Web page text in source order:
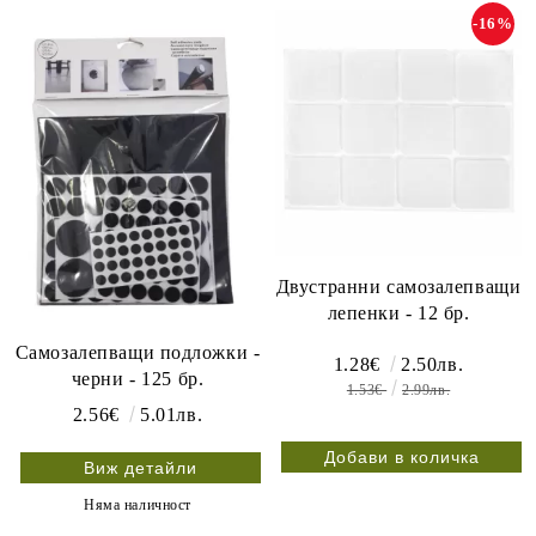
Самозалепващи подложки -
черни - 125 бр.
2.56€
5.01лв.
Виж детайли
Няма наличност
Двустранни самозалепващи
лепенки - 12 бр.
-16%
1.28€ 2.50лв.
1.53€ 2.99лв.